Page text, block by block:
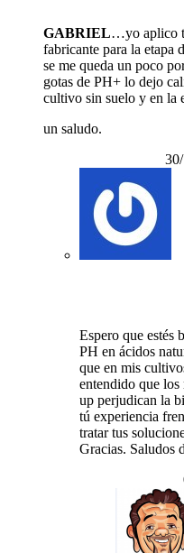
GABRIEL…yo aplico
fabricante para la etapa
se me queda un poco
gotas de PH+ lo dejo
cultivo sin suelo y en la
un saludo.
Espero que estés
PH en ácidos
que en mis
entendido que
up perjudican la
tú experiencia
tratar tus
Gracias. Saludos